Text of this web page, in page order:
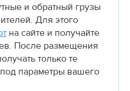
и обратный грузы
Для этого
на сайте и получайте
После размещения
только те
параметры вашего